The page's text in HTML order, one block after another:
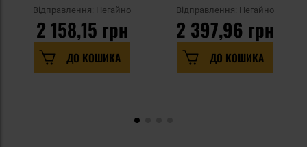
люменів
Відправлення: Негайно
2 158,15 грн
ДО КОШИКА
- 340 лм
Відправлення: Негайно
2 397,96 грн
ДО КОШИКА